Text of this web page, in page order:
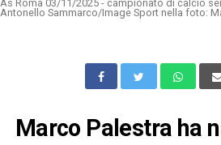
As Roma 03/11/2025 - campionato di calcio
Antonello Sammarco/Image Sport nella foto:
Marco Palestra ha